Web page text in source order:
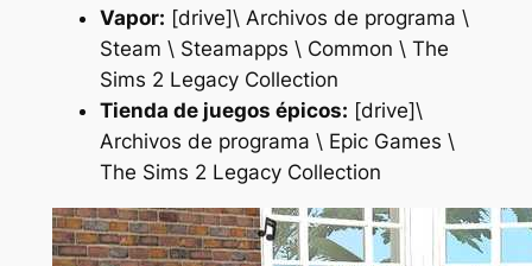
Vapor: [drive]\ Archivos de programa \
Steam \ Steamapps \ Common \ The
Sims 2 Legacy Collection
Tienda de juegos épicos: [drive]\
Archivos de programa \ Epic Games \
The Sims 2 Legacy Collection